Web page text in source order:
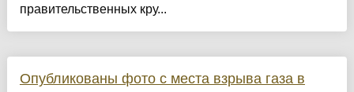
правительственных кру...
Опубликованы фото с места взрыва газа в